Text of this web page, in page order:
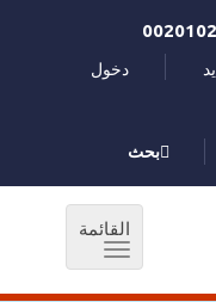
دخول
بحث
القائمة
Toggle